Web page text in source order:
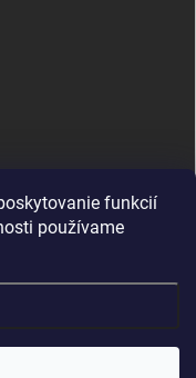
funkcií
používame